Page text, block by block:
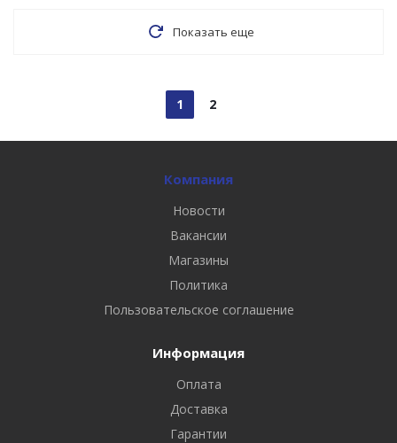
Показать еще
1 2
Компания
Новости
Вакансии
Магазины
Политика
Пользовательское соглашение
Информация
Оплата
Доставка
Гарантии